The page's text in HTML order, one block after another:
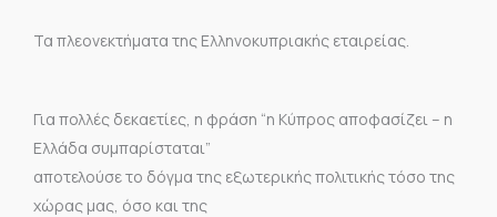
Τα πλεονεκτήματα της Ελληνοκυπριακής εταιρείας.
Για πολλές δεκαετίες, η φράση “η Κύπρος αποφασίζει – η
Ελλάδα συμπαρίσταται”
αποτελούσε το δόγμα της εξωτερικής πολιτικής τόσο της
χώρας μας, όσο και της